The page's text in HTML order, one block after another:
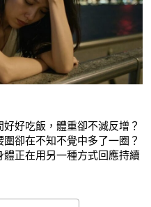
好吃飯，體重卻不減反增？
卻在不知不覺中多了一圈？
正在用另一種方式回應持續